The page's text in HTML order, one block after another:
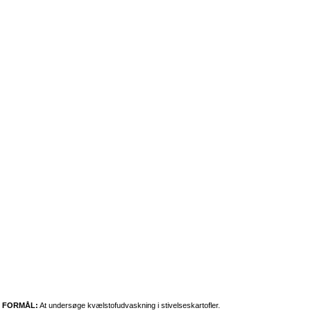
FORMÅL: At undersøge kvælstofudvaskning i stivelseskartofler.